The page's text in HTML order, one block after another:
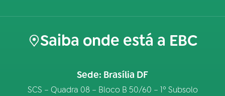
Saiba onde está a EBC
Sede: Brasília DF
SCS – Quadra 08 – Bloco B 50/60 – 1º Subsolo